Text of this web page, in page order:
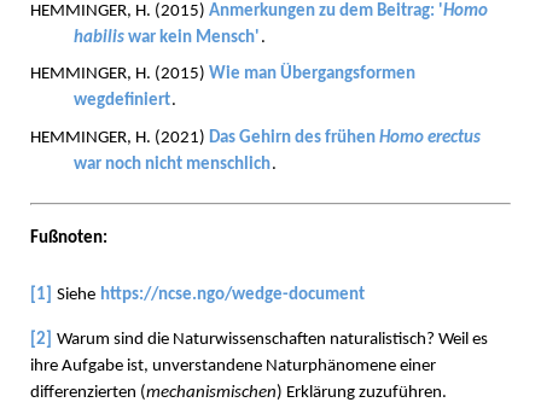
HEMMINGER, H. (2015) Anmerkungen zu dem Beitrag: 'Homo
habilis war kein Mensch' .
HEMMINGER, H. (2015) Wie man Übergangsformen
wegdefiniert.
HEMMINGER, H. (2021) Das Gehirn des frühenHomo erectus
war noch nicht menschlich.
Fußnoten:
[1] Siehe https://ncse.ngo/wedge-document
[2]
Warum sind die Naturwissenschaften naturalistisch? Weil es
ihre Aufgabe ist, unverstandene Naturphänomene einer
differenzierten (mechanismischen) Erklärung zuzuführen.